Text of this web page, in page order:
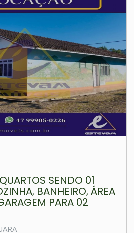
SENDO 01
BANHEIRO, ÁREA
PARA 02